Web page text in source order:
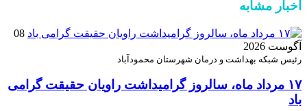
اخبار مشابه
08
آگوست 2026
رئیس شبکه بهداشت و درمان شهرستان محمودآباد
۱۷ مرداد ماه، سالروز گرامیداشت راویان حقیقت گرامی
باد